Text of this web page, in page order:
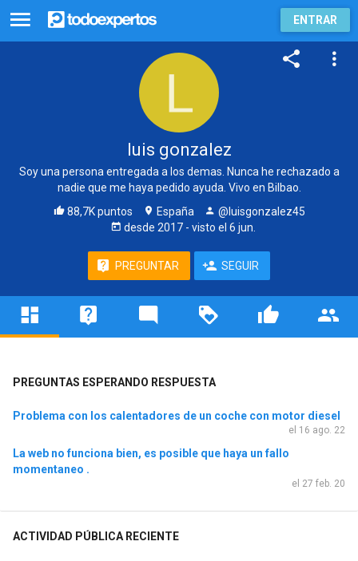
ENTRAR
luis gonzalez
Soy una persona entregada a los demas. Nunca he rechazado a
nadie que me haya pedido ayuda. Vivo en Bilbao.
88,7K puntos
España
@luisgonzalez45
desde 2017 - visto el 6 jun.
PREGUNTAR SEGUIR
PREGUNTAS ESPERANDO RESPUESTA
Problema con los calentadores de un coche con motor diesel
el 16 ago. 22
La web no funciona bien, es posible que haya un fallo
momentaneo .
el 27 feb. 20
ACTIVIDAD PÚBLICA RECIENTE